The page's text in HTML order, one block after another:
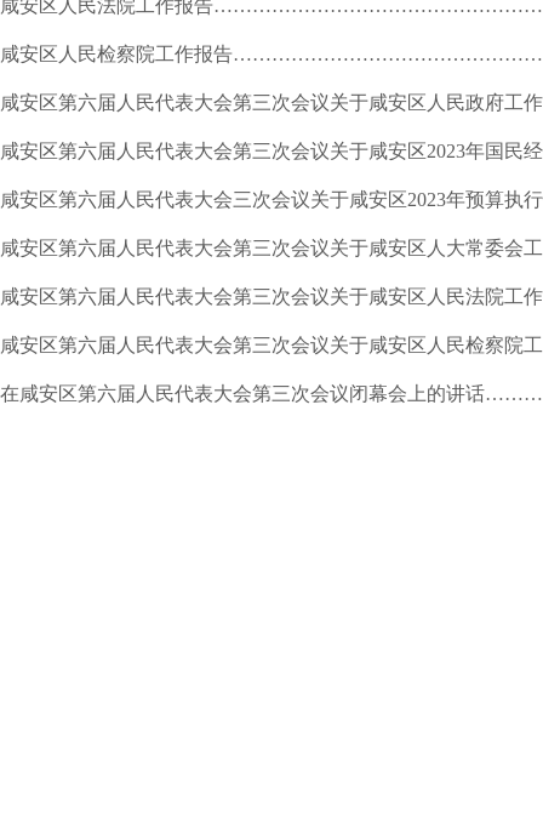
咸安区人民法院工作报告……………………………………
咸安区人民检察院工作报告……………………………………
咸安区第六届人民代表大会第三次会议关于咸安区人民政府工
咸安区第六届人民代表大会第三次会议关于咸安区2023年国民
咸安区第六届人民代表大会三次会议关于咸安区2023年预算执
咸安区第六届人民代表大会第三次会议关于咸安区人大常委会
咸安区第六届人民代表大会第三次会议关于咸安区人民法院工
咸安区第六届人民代表大会第三次会议关于咸安区人民检察院
在咸安区第六届人民代表大会第三次会议闭幕会上的讲话